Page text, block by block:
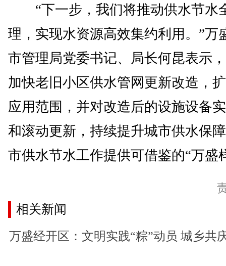
“下一步，我们将推动供水节水
理，实现水资源高效集约利用。”万
市管理局党委书记、局长何昆表示
加快老旧小区供水管网更新改造，
应用范围，并对改造后的设施设备
和滚动更新，持续提升城市供水保
市供水节水工作提供可借鉴的“万盛
相关新闻
万盛经开区：文明实践“粽”动员 城乡共